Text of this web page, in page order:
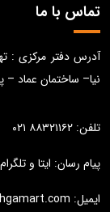
تماس با ما
آدرس دفتر مرکزی :
نیا– ساختمان عماد – پلاک ۵ –
تلفن: ۸۸۳۲۱۱۶۲ ۰۲۱
پیام رسان: ایتا و تلگرام و
ایمیل: info@pishgamart.com